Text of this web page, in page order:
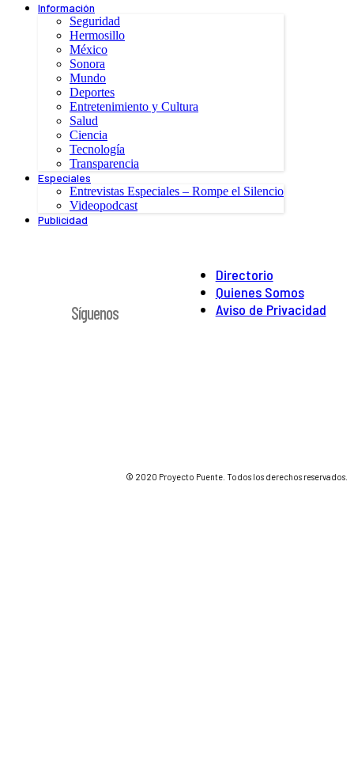
Información
Seguridad
Hermosillo
México
Sonora
Mundo
Deportes
Entretenimiento y Cultura
Salud
Ciencia
Tecnología
Transparencia
Especiales
Entrevistas Especiales – Rompe el Silencio
Videopodcast
Publicidad
Directorio
Quienes Somos
Aviso de Privacidad
Síguenos
© 2020 Proyecto Puente. Todos los derechos reservados.